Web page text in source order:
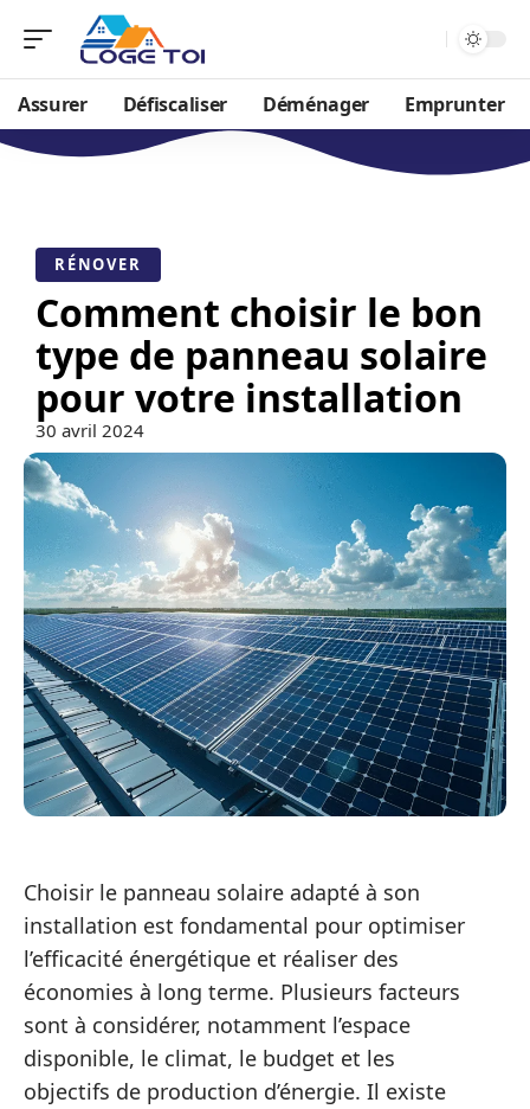
Assurer Défiscaliser Déménager Emprunter
RÉNOVER
Comment choisir le bon
type de panneau solaire
pour votre installation
30 avril 2024
Choisir le panneau solaire adapté à son
installation est fondamental pour optimiser
l’efficacité énergétique et réaliser des
économies à long terme. Plusieurs facteurs
sont à considérer, notamment l’espace
disponible, le climat, le budget et les
objectifs de production d’énergie. Il existe